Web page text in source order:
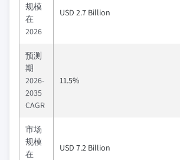
规模
在
2026
USD 2.7 Billion
预测
期
2026-
2035
CAGR
11.5%
市场
规模
在
USD 7.2 Billion